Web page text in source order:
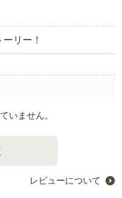
リー！
いません。
レビューについて